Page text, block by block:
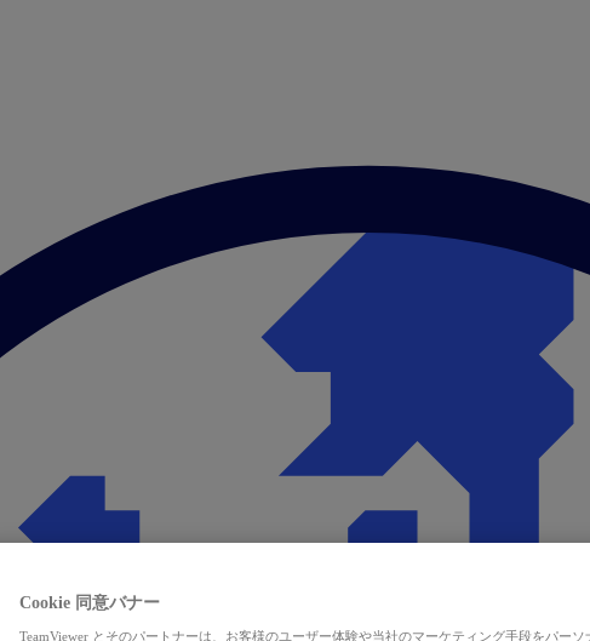
Cookie 同意バナー
TeamViewer とそのパートナーは、お客様のユーザー体験や当社のマーケティング手段をパー